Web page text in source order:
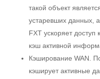
такой объект
устаревших данных,
FXT ускоряет
кэш активной
Кэширование WAN.
кэширует активные